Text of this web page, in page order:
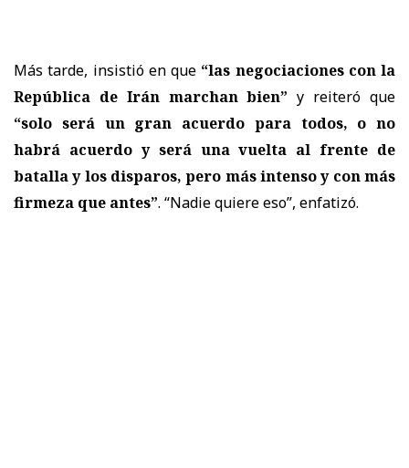
Más tarde, insistió en que “las negociaciones con la
República de Irán marchan bien” y reiteró que
“solo será un gran acuerdo para todos, o no
habrá acuerdo y será una vuelta al frente de
batalla y los disparos, pero más intenso y con más
firmeza que antes”. “Nadie quiere eso”, enfatizó.